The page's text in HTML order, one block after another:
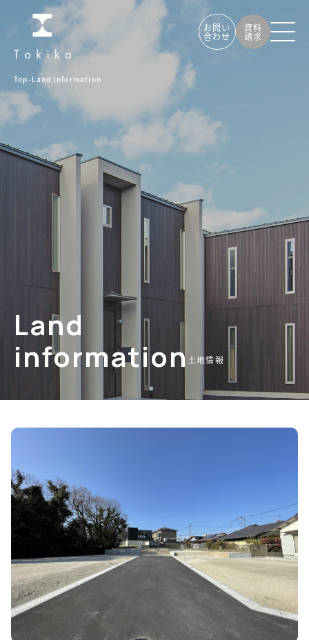
お問い
合わせ
資料
請求
Top- Land information
Land
information土地情報